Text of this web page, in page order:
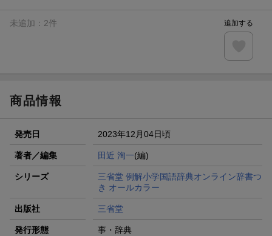
未追加： 2件 追加する
商品情報
発売日 2023年12月04日頃
著者／編集 田近 洵一(編)
シリーズ
三省堂 例解小学国語辞典オンライン辞書つ
き オールカラー
出版社 三省堂
発行形態 事・辞典